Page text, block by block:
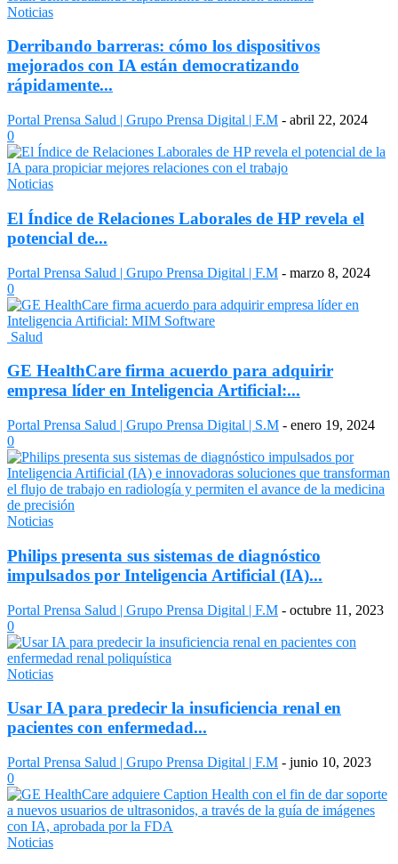
Noticias
Derribando barreras: cómo los dispositivos
mejorados con IA están democratizando
rápidamente...
Portal Prensa Salud | Grupo Prensa Digital | F.M - abril 22, 2024
0
Noticias
El Índice de Relaciones Laborales de HP revela el
potencial de...
Portal Prensa Salud | Grupo Prensa Digital | F.M - marzo 8, 2024
0
Salud
GE HealthCare firma acuerdo para adquirir
empresa líder en Inteligencia Artificial:...
Portal Prensa Salud | Grupo Prensa Digital | S.M - enero 19, 2024
0
Noticias
Philips presenta sus sistemas de diagnóstico
impulsados por Inteligencia Artificial (IA)...
Portal Prensa Salud | Grupo Prensa Digital | F.M - octubre 11, 2023
0
Noticias
Usar IA para predecir la insuficiencia renal en
pacientes con enfermedad...
Portal Prensa Salud | Grupo Prensa Digital | F.M - junio 10, 2023
0
Noticias